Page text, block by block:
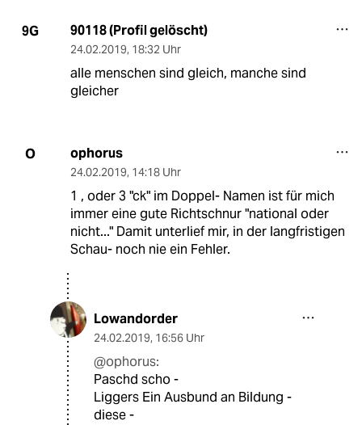
9G 90118 (Profil gelöscht)
24.02.2019, 18:32 Uhr
alle menschen sind gleich, manche sind
gleicher
O ophorus
24.02.2019, 14:18 Uhr
1 , oder 3 "ck" im Doppel- Namen ist für mich
immer eine gute Richtschnur "national oder
nicht..." Damit unterlief mir, in der langfristigen
Schau- noch nie ein Fehler.
Lowandorder
24.02.2019, 16:56 Uhr
@ophorus:
Paschd scho -
Liggers Ein Ausbund an Bildung -
diese -